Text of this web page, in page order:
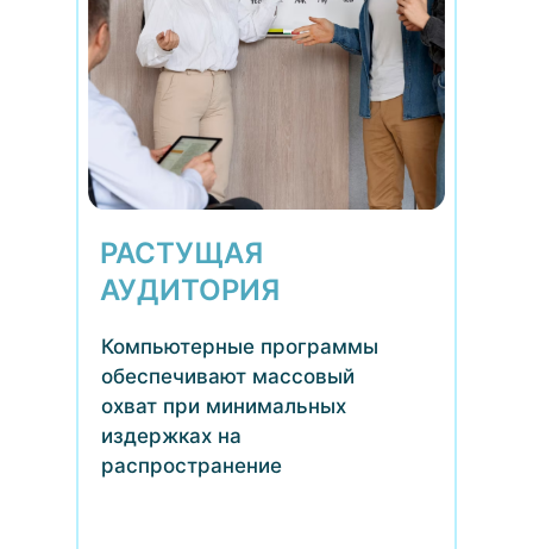
РАСТУЩАЯ
АУДИТОРИЯ
Компьютерные программы
обеспечивают массовый
охват при минимальных
издержках на
распространение